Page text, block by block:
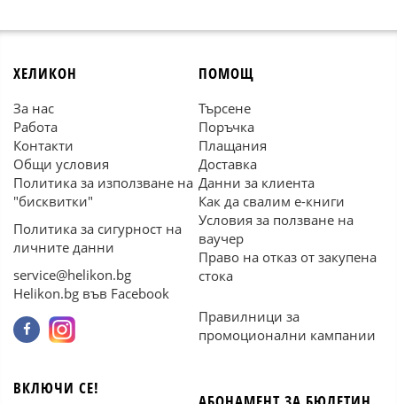
ХЕЛИКОН
За нас
Работа
Контакти
Общи условия
Политика за използване на
"бисквитки"
Политика за сигурност на
личните данни
service@helikon.bg
Helikon.bg във Facebook
ПОМОЩ
Търсене
Поръчка
Плащания
Доставка
Данни за клиента
Как да свалим е-книги
Условия за ползване на
ваучер
Право на отказ от закупена
стока
Правилници за
промоционални кампании
ВКЛЮЧИ СЕ!